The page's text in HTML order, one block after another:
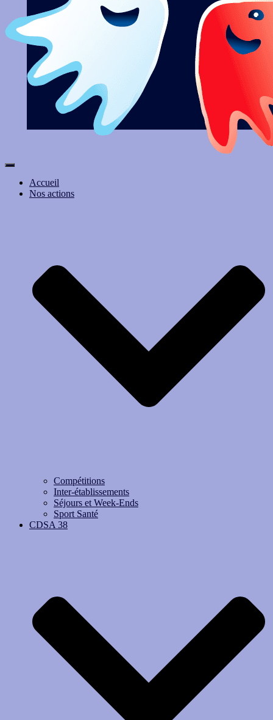
Ouvrir/fermer
navigationAccueil
Nos actions
Compétitions
Inter-établissements
Séjours et Week-Ends
Sport Santé
CDSA 38